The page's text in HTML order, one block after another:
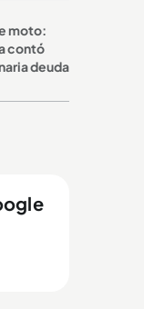
moto:
contó
deuda